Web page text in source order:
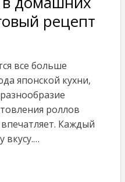
рецепт
все больше
японской кухни,
роллов
Каждый
вкусу.…